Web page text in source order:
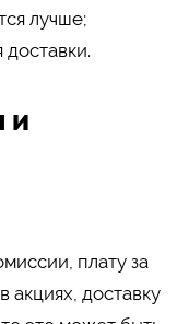
лучше;
доставки.
и
плату за
доставку